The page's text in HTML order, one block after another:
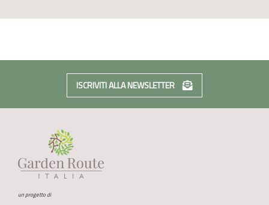
ISCRIVITI ALLA NEWSLETTER
un progetto di